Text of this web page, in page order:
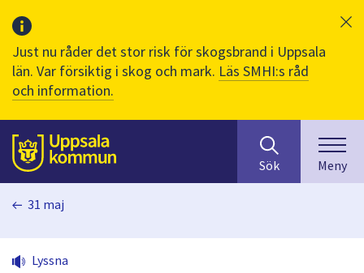
Just nu råder det stor risk för skogsbrand i Uppsala
län. Var försiktig i skog och mark. Läs SMHI:s råd
och information.
Till sidans
huvudinnehåll
efter
innehåll
på
Sök Meny
31 maj
Lyssna